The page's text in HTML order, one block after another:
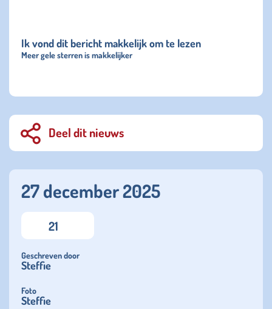
Ik vond dit bericht makkelijk om te lezen
Meer gele sterren is makkelijker
Deel dit nieuws
27 december 2025
21
Geschreven door
Steffie
Foto
Steffie